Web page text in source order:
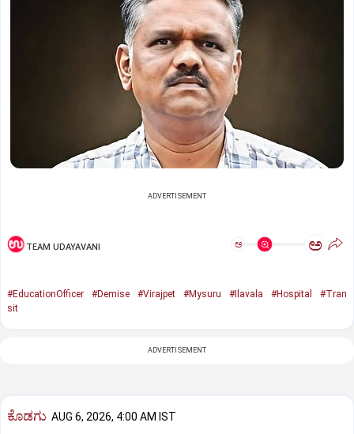
ADVERTISEMENT
TEAM UDAYAVANI ಅ ಅ
#EducationOfficer #Demise #Virajpet #Mysuru #Ilavala #Hospital
#Tran
sit
ADVERTISEMENT
ಕೊಡಗು AUG 6, 2026, 4:00 AM IST